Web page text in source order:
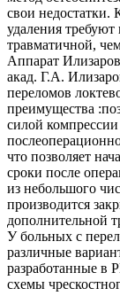
свои недостатки.
удаления
травматичной,
Аппарат
акад. Г.А.
переломов
преимущества
силой
что позволяет
сроки после
из небольшого
производится
дополнительной
У больных с
различные
разработанные
схемы